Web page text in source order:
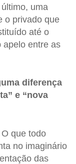
uma
o privado que
até o
apelo entre as
diferença
e “nova
que todo
no imaginário
das